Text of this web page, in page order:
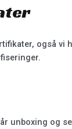
også vi
unboxing og